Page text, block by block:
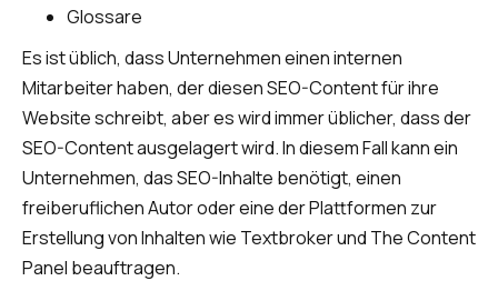
Glossare
Es ist üblich, dass Unternehmen einen internen
Mitarbeiter haben, der diesen SEO-Content für ihre
Website schreibt, aber es wird immer üblicher, dass der
SEO-Content ausgelagert wird. In diesem Fall kann ein
Unternehmen, das SEO-Inhalte benötigt, einen
freiberuflichen Autor oder eine der Plattformen zur
Erstellung von Inhalten wie Textbroker und The Content
Panel beauftragen.